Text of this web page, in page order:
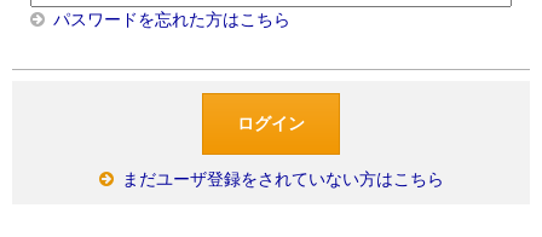
パスワードを忘れた方はこちら
まだユーザ登録をされていない方はこちら